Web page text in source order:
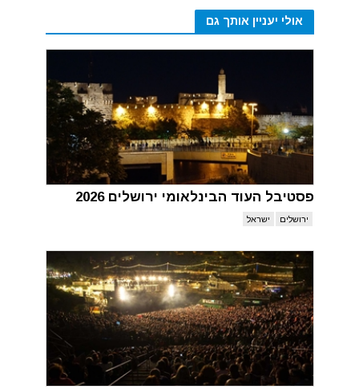
אולי יעניין אותך גם
פסטיבל העוד הבינלאומי ירושלים 2026
ירושלים ישראל